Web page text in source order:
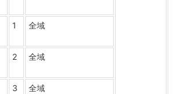
1 全域
2 全域
3 全域